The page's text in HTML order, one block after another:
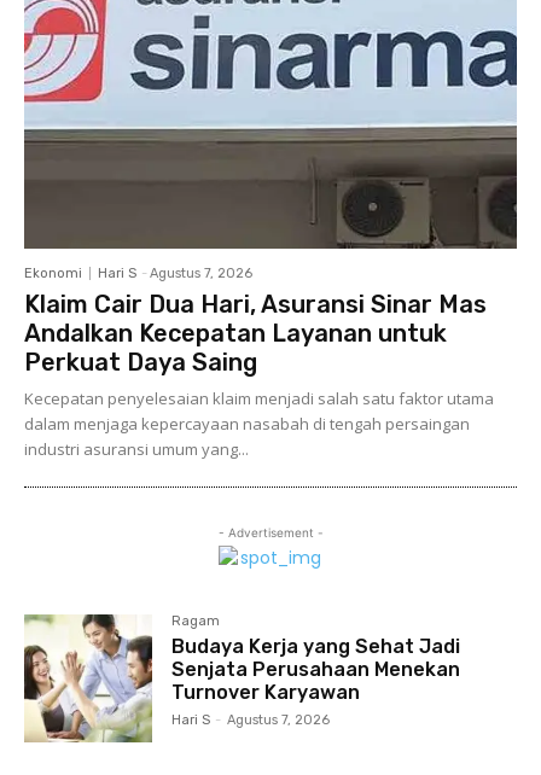
Ekonomi Hari S - Agustus 7, 2026
Klaim Cair Dua Hari, Asuransi Sinar Mas
Andalkan Kecepatan Layanan untuk
Perkuat Daya Saing
Kecepatan penyelesaian klaim menjadi salah satu faktor utama
dalam menjaga kepercayaan nasabah di tengah persaingan
industri asuransi umum yang...
- Advertisement -
Ragam
Budaya Kerja yang Sehat Jadi
Senjata Perusahaan Menekan
Turnover Karyawan
Hari S - Agustus 7, 2026